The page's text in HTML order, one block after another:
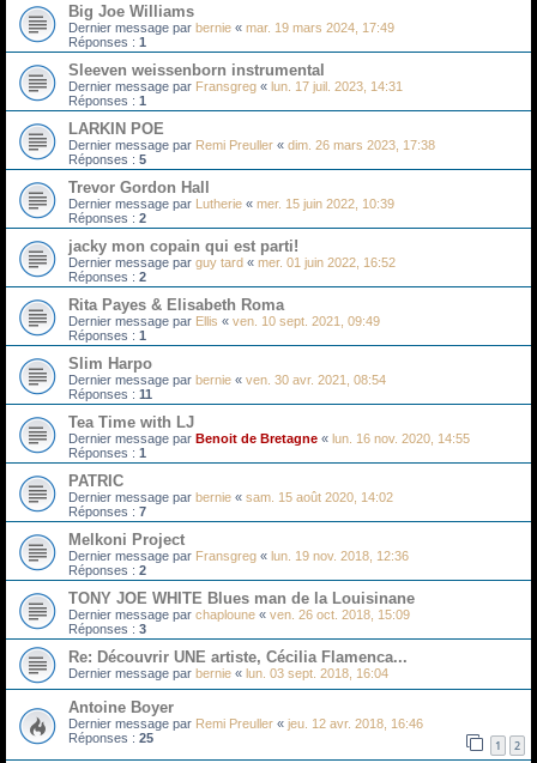
Big Joe Williams
Dernier message par bernie « mar. 19 mars 2024, 17:49
Réponses : 1
Sleeven weissenborn instrumental
Dernier message par Fransgreg « lun. 17 juil. 2023, 14:31
Réponses : 1
LARKIN POE
Dernier message par Remi Preuller « dim. 26 mars 2023, 17:38
Réponses : 5
Trevor Gordon Hall
Dernier message par Lutherie « mer. 15 juin 2022, 10:39
Réponses : 2
jacky mon copain qui est parti!
Dernier message par guy tard « mer. 01 juin 2022, 16:52
Réponses : 2
Rita Payes & Elisabeth Roma
Dernier message par Ellis « ven. 10 sept. 2021, 09:49
Réponses : 1
Slim Harpo
Dernier message par bernie « ven. 30 avr. 2021, 08:54
Réponses : 11
Tea Time with LJ
Dernier message par Benoit de Bretagne « lun. 16 nov. 2020, 14:55
Réponses : 1
PATRIC
Dernier message par bernie « sam. 15 août 2020, 14:02
Réponses : 7
Melkoni Project
Dernier message par Fransgreg « lun. 19 nov. 2018, 12:36
Réponses : 2
TONY JOE WHITE Blues man de la Louisinane
Dernier message par chaploune « ven. 26 oct. 2018, 15:09
Réponses : 3
Re: Découvrir UNE artiste, Cécilia Flamenca...
Dernier message par bernie « lun. 03 sept. 2018, 16:04
Antoine Boyer
Dernier message par Remi Preuller « jeu. 12 avr. 2018, 16:46
Réponses : 25 1 2